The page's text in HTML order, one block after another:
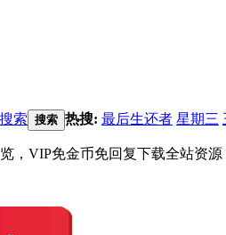
搜索 搜索 热搜: 最后生还者 星期三
，VIP免金币免回复下载全站资源